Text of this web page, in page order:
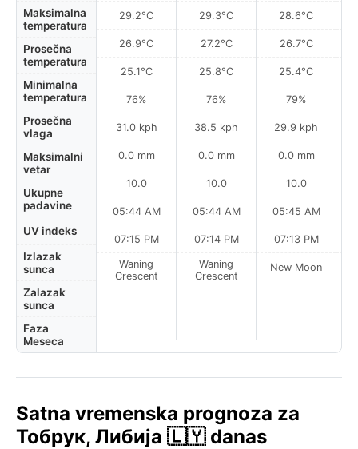
Maksimalna
temperatura
Prosečna
temperatura
Minimalna
temperatura
Prosečna
vlaga
Maksimalni
vetar
Ukupne
padavine
UV indeks
Izlazak
sunca
Zalazak
sunca
Faza
Meseca
29.2°C
26.9°C
25.1°C
76%
31.0 kph
0.0 mm
10.0
05:44 AM
07:15 PM
Waning
Crescent
29.3°C
27.2°C
25.8°C
76%
38.5 kph
0.0 mm
10.0
05:44 AM
07:14 PM
Waning
Crescent
28.6°C
26.7°C
25.4°C
79%
29.9 kph
0.0 mm
10.0
05:45 AM
07:13 PM
New Moon
Satna vremenska prognoza za
Тобрук, Либија 🇱🇾 danas